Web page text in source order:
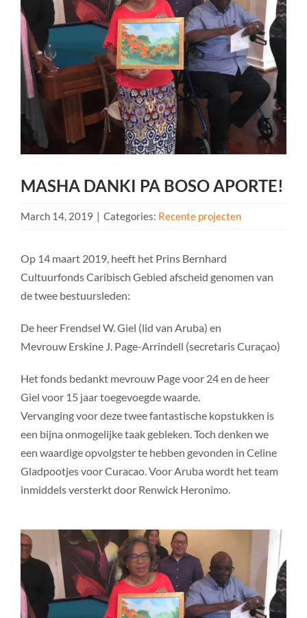
MASHA DANKI PA BOSO APORTE!
March 14, 2019 | Categories: Recente projecten
Op 14 maart 2019, heeft het Prins Bernhard
Cultuurfonds Caribisch Gebied afscheid genomen van
de twee bestuursleden:
De heer Frendsel W. Giel (lid van Aruba) en
Mevrouw Erskine J. Page-Arrindell (secretaris Curaçao)
Het fonds bedankt mevrouw Page voor 24 en de heer
Giel voor 15 jaar toegevoegde waarde.
Vervanging voor deze twee fantastische kopstukken is
een bijna onmogelijke taak gebleken. Toch denken we
een waardige opvolgster te hebben gevonden in Celine
Gladpootjes voor Curacao. Voor Aruba wordt het team
inmiddels versterkt door Renwick Heronimo.